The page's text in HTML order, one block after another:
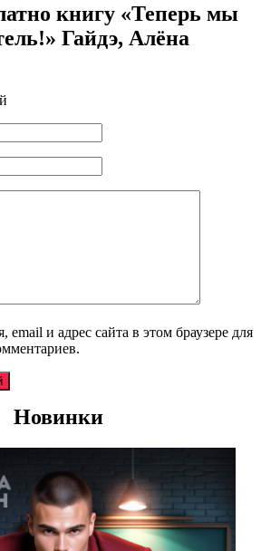
книгу «Теперь мы
Гайдэ, Алёна
и адрес сайта в этом браузере для
Новинки